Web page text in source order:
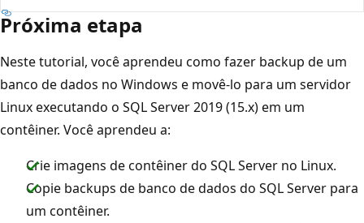
Próxima etapa
Neste tutorial, você aprendeu como fazer backup de um
banco de dados no Windows e movê-lo para um servidor
Linux executando o SQL Server 2019 (15.x) em um
contêiner. Você aprendeu a:
Crie imagens de contêiner do SQL Server no Linux.
Copie backups de banco de dados do SQL Server para
um contêiner.